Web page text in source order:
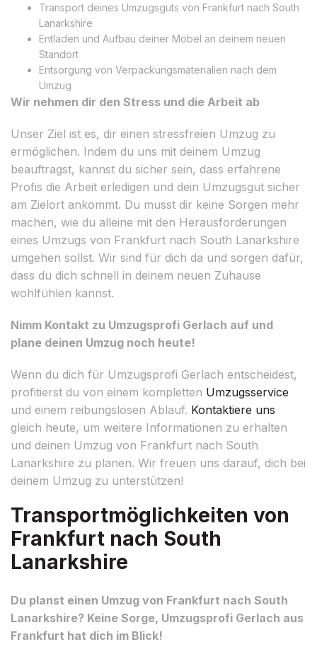
Transport deines Umzugsguts von Frankfurt nach South
Lanarkshire
Entladen und Aufbau deiner Möbel an deinem neuen
Standort
Entsorgung von Verpackungsmaterialien nach dem
Umzug
Wir nehmen dir den Stress und die Arbeit ab
Unser Ziel ist es, dir einen stressfreien Umzug zu
ermöglichen. Indem du uns mit deinem Umzug
beauftragst, kannst du sicher sein, dass erfahrene
Profis die Arbeit erledigen und dein Umzugsgut sicher
am Zielort ankommt. Du musst dir keine Sorgen mehr
machen, wie du alleine mit den Herausforderungen
eines Umzugs von Frankfurt nach South Lanarkshire
umgehen sollst. Wir sind für dich da und sorgen dafür,
dass du dich schnell in deinem neuen Zuhause
wohlfühlen kannst.
Nimm Kontakt zu Umzugsprofi Gerlach auf und
plane deinen Umzug noch heute!
Wenn du dich für Umzugsprofi Gerlach entscheidest,
profitierst du von einem kompletten Umzugsservice
und einem reibungslosen Ablauf. Kontaktiere uns
gleich heute, um weitere Informationen zu erhalten
und deinen Umzug von Frankfurt nach South
Lanarkshire zu planen. Wir freuen uns darauf, dich bei
deinem Umzug zu unterstützen!
Transportmöglichkeiten von
Frankfurt nach South
Lanarkshire
Du planst einen Umzug von Frankfurt nach South
Lanarkshire? Keine Sorge, Umzugsprofi Gerlach aus
Frankfurt hat dich im Blick!